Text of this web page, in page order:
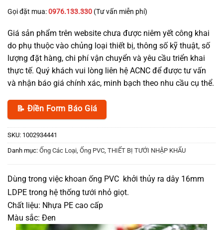
Gọi đặt mua:0976.133.330 (Tư vấn miễn phí)
Giá sản phẩm trên website chưa được niêm yết công khai
do phụ thuộc vào chủng loại thiết bị, thông số kỹ thuật, số
lượng đặt hàng, chi phí vận chuyển và yêu cầu triển khai
thực tế. Quý khách vui lòng liên hệ ACNC để được tư vấn
và nhận báo giá chính xác, minh bạch theo nhu cầu cụ thể.
📝 Điền Form Báo Giá
SKU: 1002934441
Danh mục: Ống Các Loại Ống PVC THIẾT BỊ TƯỚI NHẬP KHẨU
Dùng trong việc khoan ống PVC khởi thủy ra dây 16mm
LDPE trong hệ thống tưới nhỏ giọt.
Chất liệu: Nhựa PE cao cấp
Màu sắc: Đen